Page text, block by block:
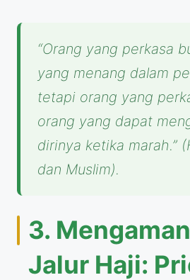
“Orang yang perkasa
yang menang dalam
tetapi orang yang
orang yang dapat
dirinya ketika marah.”
dan Muslim).
3.
Jalur Haji: